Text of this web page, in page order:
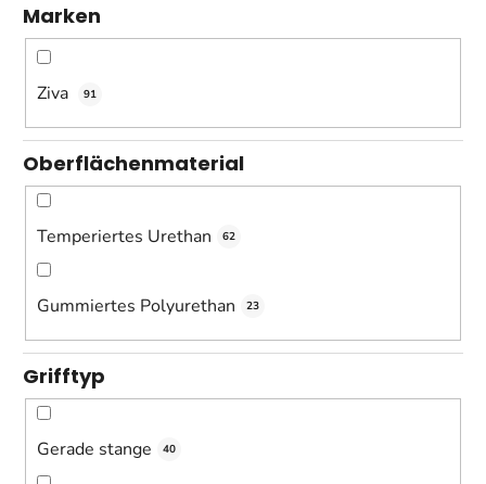
uMarken
Ziva 91
Oberflächenmaterial
Temperiertes Urethan 62
Gummiertes Polyurethan 23
Grifftyp
Gerade stange 40